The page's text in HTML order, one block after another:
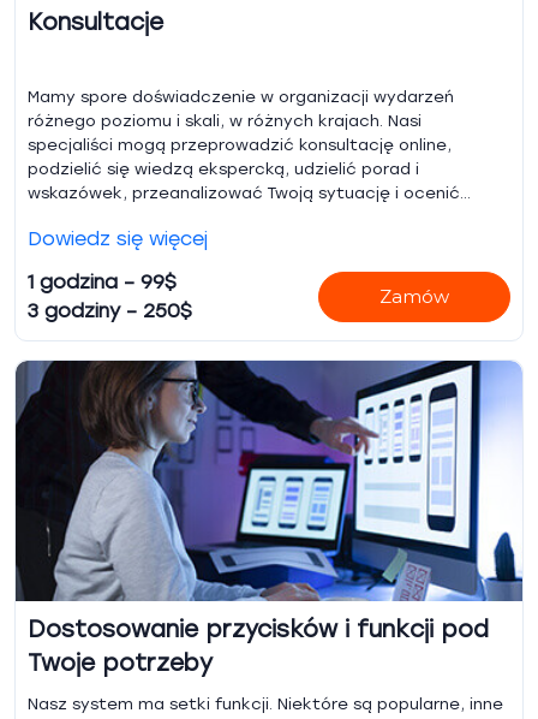
Konsultacje
Mamy spore doświadczenie w organizacji wydarzeń
różnego poziomu i skali, w różnych krajach. Nasi
specjaliści mogą przeprowadzić konsultację online,
podzielić się wiedzą ekspercką, udzielić porad i
wskazówek, przeanalizować Twoją sytuację i ocenić
Dowiedz się więcej
1 godzina – 99$
3 godziny – 250$
Zamów
Dostosowanie przycisków i funkcji pod
Twoje potrzeby
Nasz system ma setki funkcji. Niektóre są popularne, inne